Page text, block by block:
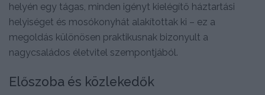
helyén egy tágas, minden igényt kielégítő háztartási
helyiséget és mosókonyhát alakítottak ki – ez a
megoldás különösen praktikusnak bizonyult a
nagycsaládos életvitel szempontjából.
Előszoba és közlekedők